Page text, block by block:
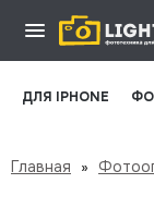
ДЛЯ IPHONE
Главная »